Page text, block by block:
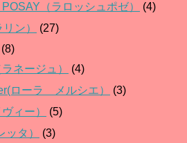
（ラロッシュポゼ）
(4)
ン）
(27)
(8)
ネージュ）
(4)
ローラ メルシエ）
(3)
ィー）
(5)
ッタ）
(3)